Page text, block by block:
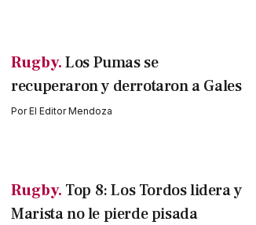
Rugby.Los Pumas se
recuperaron y derrotaron a Gales
PorEl Editor Mendoza
Rugby. Top 8: Los Tordos lidera y
Marista no le pierde pisada